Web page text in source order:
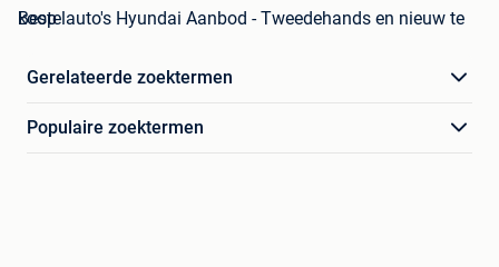
Bestelauto's Hyundai Aanbod - Tweedehands en nieuw te koop
Gerelateerde zoektermen
Populaire zoektermen